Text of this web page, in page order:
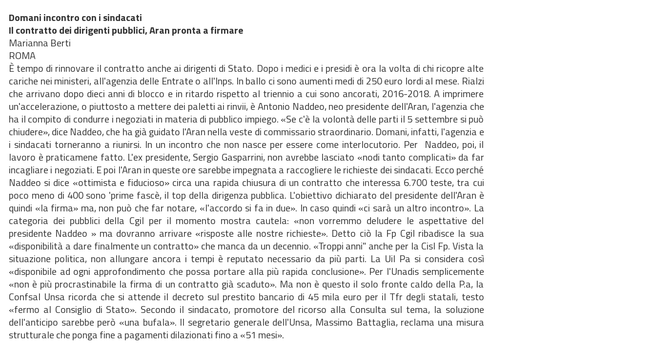
Domani incontro con i sindacati
Il contratto dei dirigenti pubblici, Aran pronta a firmare
Marianna Berti
ROMA
È tempo di rinnovare il contratto anche ai dirigenti di Stato. Dopo i medici e i presidi è ora la volta di chi ricopre alte
cariche nei ministeri, all'agenzia delle Entrate o all'Inps. In ballo ci sono aumenti medi di 250 euro lordi al mese. Rialzi
che arrivano dopo dieci anni di blocco e in ritardo rispetto al triennio a cui sono ancorati, 2016-2018. A imprimere
un'accelerazione, o piuttosto a mettere dei paletti ai rinvii, è Antonio Naddeo, neo presidente dell'Aran, l'agenzia che
ha il compito di condurre i negoziati in materia di pubblico impiego. «Se c'è la volontà delle parti il 5 settembre si può
chiudere», dice Naddeo, che ha già guidato l'Aran nella veste di commissario straordinario. Domani, infatti, l'agenzia e
i sindacati torneranno a riunirsi. In un incontro che non nasce per essere come interlocutorio. Per Naddeo, poi, il
lavoro è praticamene fatto. L'ex presidente, Sergio Gasparrini, non avrebbe lasciato «nodi tanto complicati» da far
incagliare i negoziati. E poi l'Aran in queste ore sarebbe impegnata a raccogliere le richieste dei sindacati. Ecco perché
Naddeo si dice «ottimista e fiducioso» circa una rapida chiusura di un contratto che interessa 6.700 teste, tra cui
poco meno di 400 sono 'prime fascè, il top della dirigenza pubblica. L'obiettivo dichiarato del presidente dell'Aran è
quindi «la firma» ma, non può che far notare, «l'accordo si fa in due». In caso quindi «ci sarà un altro incontro». La
categoria dei pubblici della Cgil per il momento mostra cautela: «non vorremmo deludere le aspettative del
presidente Naddeo » ma dovranno arrivare «risposte alle nostre richieste». Detto ciò la Fp Cgil ribadisce la sua
«disponibilità a dare finalmente un contratto» che manca da un decennio. «Troppi anni" anche per la Cisl Fp. Vista la
situazione politica, non allungare ancora i tempi è reputato necessario da più parti. La Uil Pa si considera così
«disponibile ad ogni approfondimento che possa portare alla più rapida conclusione». Per l'Unadis semplicemente
«non è più procrastinabile la firma di un contratto già scaduto». Ma non è questo il solo fronte caldo della P.a, la
Confsal Unsa ricorda che si attende il decreto sul prestito bancario di 45 mila euro per il Tfr degli statali, testo
«fermo al Consiglio di Stato». Secondo il sindacato, promotore del ricorso alla Consulta sul tema, la soluzione
dell'anticipo sarebbe però «una bufala». Il segretario generale dell'Unsa, Massimo Battaglia, reclama una misura
strutturale che ponga fine a pagamenti dilazionati fino a «51 mesi».